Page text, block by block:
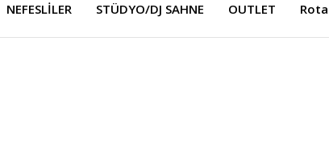
NEFESLİLER STÜDYO/DJ SAHNE OUTLET